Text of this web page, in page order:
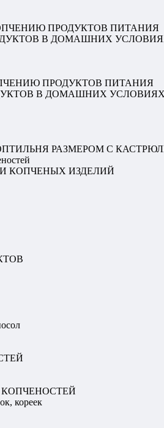
ПРОДУКТОВ ПИТАНИЯ
В ДОМАШНИХ
ПРОДУКТОВ ПИТАНИЯ
В ДОМАШНИХ УСЛОВИЯХ
РАЗМЕРОМ С
КОПЧЕНЫХ ИЗДЕЛИЙ
кореек